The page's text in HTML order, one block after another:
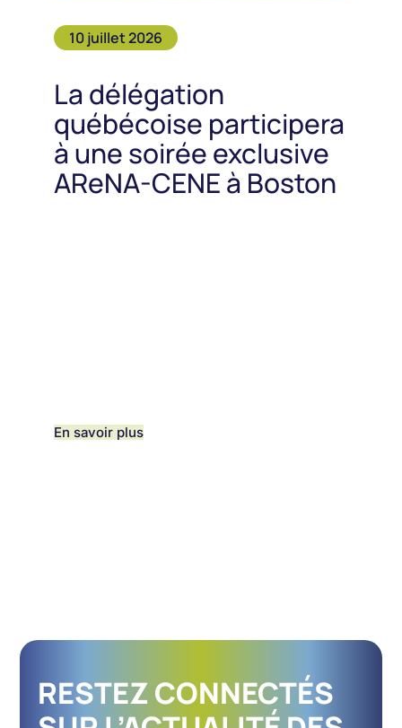
10 juillet 2026
La délégation
québécoise participera
à une soirée exclusive
AReNA-CENE à Boston
En savoir plus
RESTEZ CONNECTÉS